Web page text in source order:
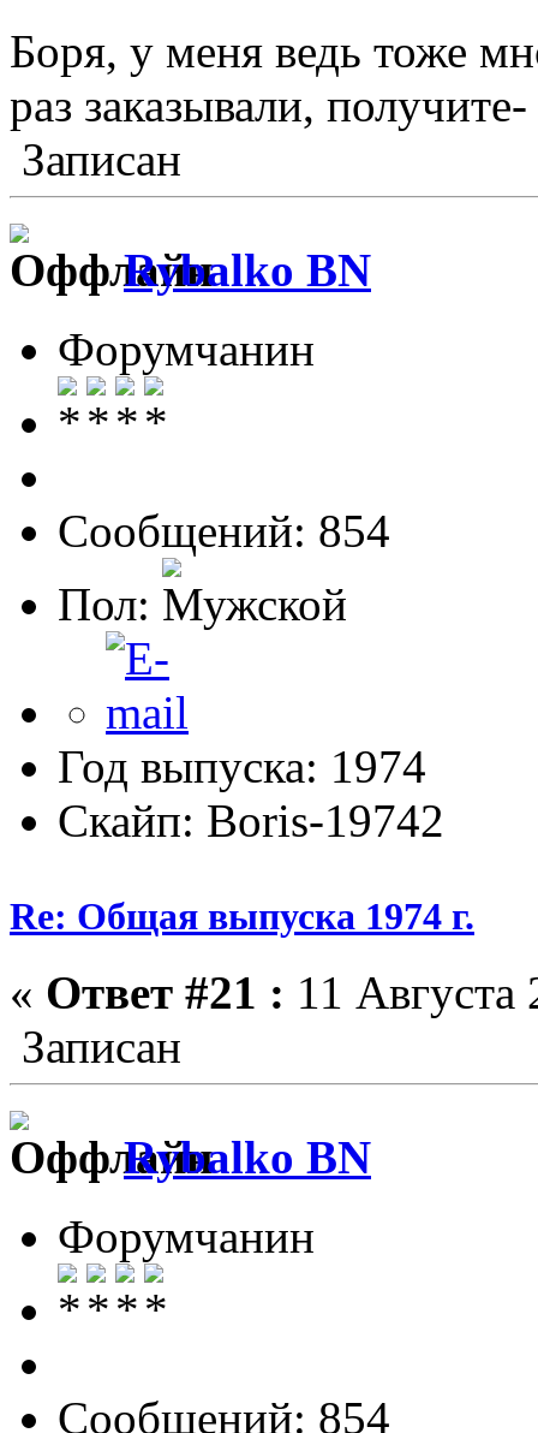
Боря, у меня ведь тоже
раз заказывали, получите-
Записан
Rybalko BN
Форумчанин
Сообщений: 854
Пол:
Год выпуска: 1974
Скайп: Boris-19742
Re: Общая выпуска 1974 г.
« Ответ #21 : 11 Августа
Записан
Rybalko BN
Форумчанин
Сообщений: 854